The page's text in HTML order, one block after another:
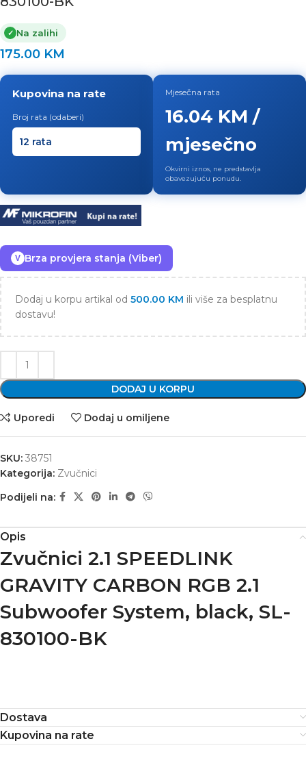
✓ Na zalihi
175.00 KM
Kupovina na rate
Broj rata (odaberi)
Mjesečna rata
16.04 KM /
mjesečno
Okvirni iznos, ne predstavlja
obavezujuću ponudu.
V Brza provjera stanja (Viber)
Dodaj u korpu artikal od 500.00 KM ili više za besplatnu
dostavu!
DODAJ U KORPU
Uporedi Dodaj u omiljene
SKU: 38751
Kategorija: Zvučnici
Podijeli na:
Opis
Zvučnici 2.1 SPEEDLINK
GRAVITY CARBON RGB 2.1
Subwoofer System, black, SL-
830100-BK
Dostava
Kupovina na rate